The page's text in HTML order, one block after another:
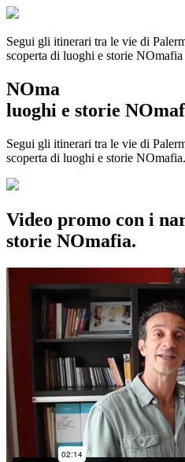
Segui gli itinerari tra le vie di
scoperta di luoghi e storie NOmafia
NOma
luoghi e storie
Segui gli itinerari tra le vie di
scoperta di luoghi e storie NOmafia.
Video promo con i
storie NOmafia.